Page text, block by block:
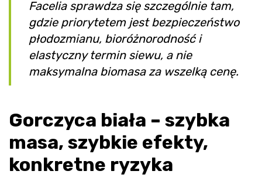
Facelia sprawdza się szczególnie tam,
gdzie priorytetem jest bezpieczeństwo
płodozmianu, bioróżnorodność i
elastyczny termin siewu, a nie
maksymalna biomasa za wszelką cenę.
Gorczyca biała – szybka
masa, szybkie efekty,
konkretne ryzyka